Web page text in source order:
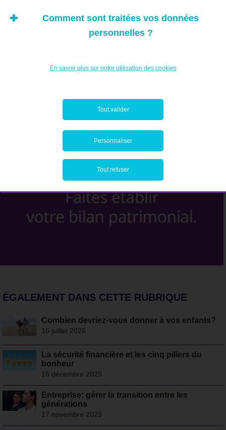
ÉGALEMENT DANS CETTE RUBRIQUE
Combien devriez-vous donner à vos enfants?
16 juillet 2026
La sécurité financière et les cinq piliers du
bonheur
15 décembre 2025
Entreprise: gérer la transition entre les
générations
17 novembre 2025
Comment sont traitées vos données
personnelles ?
En savoir plus sur notre utilisation des cookies
Tout valider
Personnaliser
Tout refuser